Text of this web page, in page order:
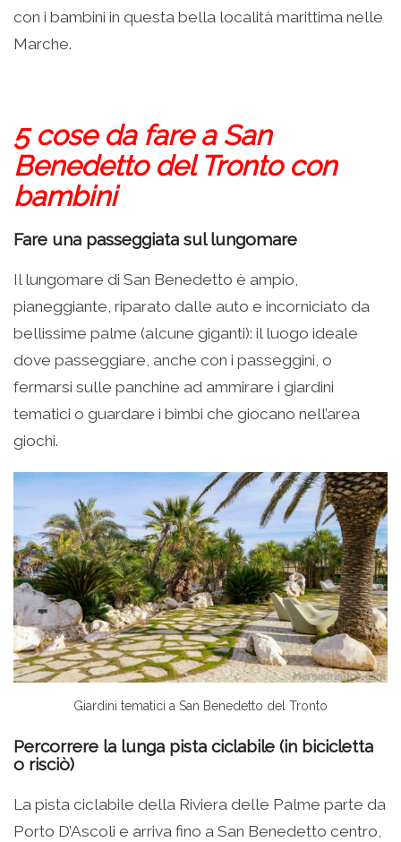
con i bambini in questa bella località marittima nelle
Marche.
5 cose da fare a San
Benedetto del Tronto con
bambini
Fare una passeggiata sul lungomare
Il lungomare di San Benedetto è ampio,
pianeggiante, riparato dalle auto e incorniciato da
bellissime palme (alcune giganti): il luogo ideale
dove passeggiare, anche con i passeggini, o
fermarsi sulle panchine ad ammirare i giardini
tematici o guardare i bimbi che giocano nell’area
giochi.
Giardini tematici a San Benedetto del Tronto
Percorrere la lunga pista ciclabile (in bicicletta
o risciò)
La pista ciclabile della Riviera delle Palme parte da
Porto D’Ascoli e arriva fino a San Benedetto centro,